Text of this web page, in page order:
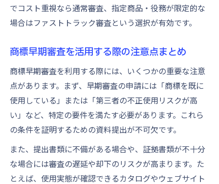
でコスト重視なら通常審査、指定商品・役務が限定的な
場合はファストトラック審査という選択が有効です。
商標早期審査を活用する際の注意点まとめ
商標早期審査を利用する際には、いくつかの重要な注意
点があります。まず、早期審査の申請には「商標を既に
使用している」または「第三者の不正使用リスクが高
い」など、特定の要件を満たす必要があります。これら
の条件を証明するための資料提出が不可欠です。
また、提出書類に不備がある場合や、証拠書類が不十分
な場合には審査の遅延や却下のリスクが高まります。た
とえば、使用実態が確認できるカタログやウェブサイト